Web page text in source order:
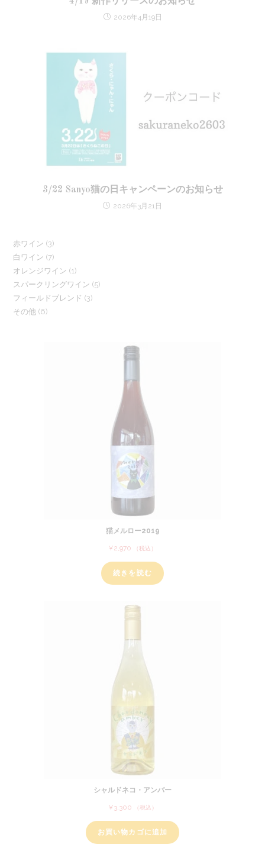
2026年4月19日
3/22 Sanyo猫の日キャンペーンのお知らせ
2026年3月21日
赤ワイン 33
個
の
商
品
白ワイン 77
個
の
商
オレンジワイン 1 1
個
の
スパークリングワイン 55
フィールドブレンド 33
その他 66
猫メルロー2019
¥2,970 （税込）
続きを読む
シャルドネコ・アンバー
¥3,300 （税込）
お買い物カゴに追加